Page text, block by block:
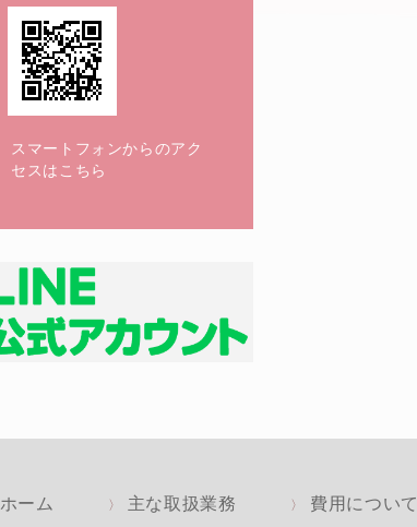
スマートフォンからのアク
セスはこちら
ホーム 主な取扱業務 費用について